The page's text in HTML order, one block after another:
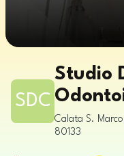
SDC
Studio
Calata S.
80133